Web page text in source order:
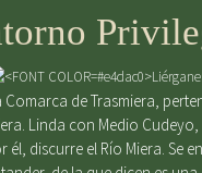
Comarca de Trasmiera,
Linda con Medio
él, discurre el Río Miera. Se